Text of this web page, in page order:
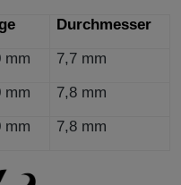
Durchmesser
mm
7,7 mm
mm
7,8 mm
mm 7,8 mm